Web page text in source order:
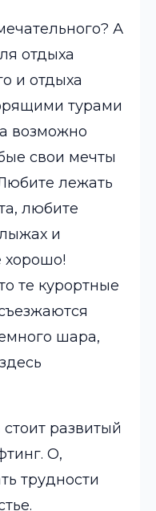
А
отдыха
и отдыха
турами
возможно
свои мечты
лежать
любите
и
хорошо!
те курортные
шара,
развитый
О,
трудности